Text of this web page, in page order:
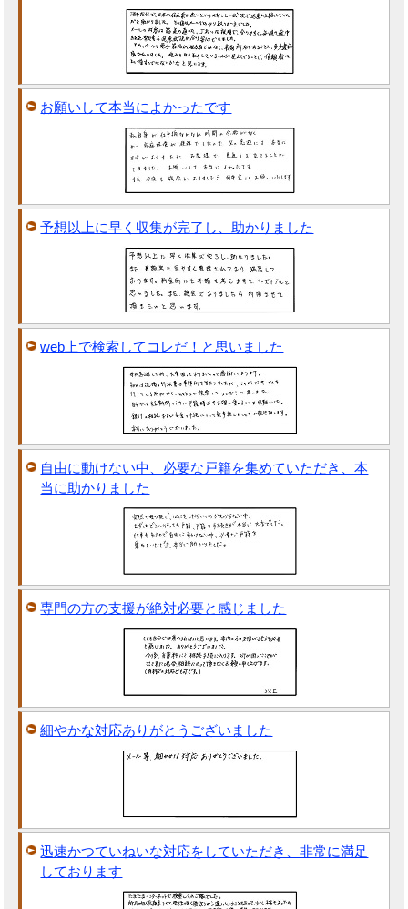
お願いして本当によかったです
予想以上に早く収集が完了し、助かりました
web上で検索してコレだ！と思いました
自由に動けない中、必要な戸籍を集めていただき、本
当に助かりました
専門の方の支援が絶対必要と感じました
細やかな対応ありがとうございました
迅速かつていねいな対応をしていただき、非常に満足
しております